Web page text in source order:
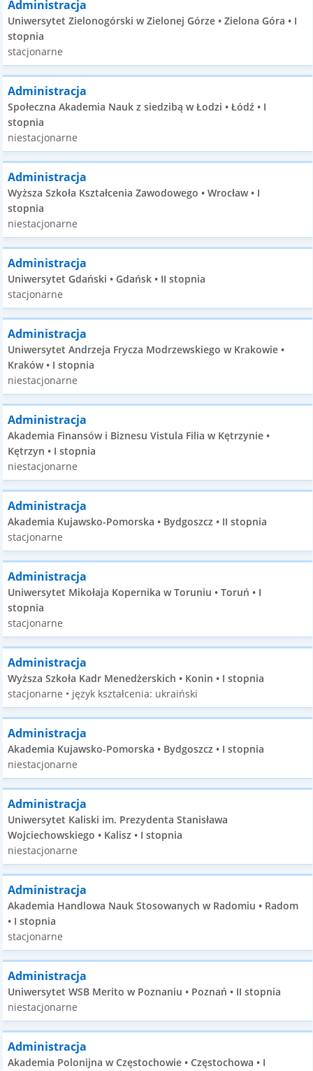
Administracja
Uniwersytet Zielonogórski w Zielonej Górze • Zielona Góra • I
stopnia
stacjonarne
Administracja
Społeczna Akademia Nauk z siedzibą w Łodzi • Łódź • I
stopnia
niestacjonarne
Administracja
Wyższa Szkoła Kształcenia Zawodowego • Wrocław • I
stopnia
niestacjonarne
Administracja
Uniwersytet Gdański • Gdańsk • II stopnia
stacjonarne
Administracja
Uniwersytet Andrzeja Frycza Modrzewskiego w Krakowie •
Kraków • I stopnia
niestacjonarne
Administracja
Akademia Finansów i Biznesu Vistula Filia w Kętrzynie •
Kętrzyn • I stopnia
niestacjonarne
Administracja
Akademia Kujawsko-Pomorska • Bydgoszcz • II stopnia
stacjonarne
Administracja
Uniwersytet Mikołaja Kopernika w Toruniu • Toruń • I
stopnia
stacjonarne
Administracja
Wyższa Szkoła Kadr Menedżerskich • Konin • I stopnia
stacjonarne • język kształcenia: ukraiński
Administracja
Akademia Kujawsko-Pomorska • Bydgoszcz • I stopnia
niestacjonarne
Administracja
Uniwersytet Kaliski im. Prezydenta Stanisława
Wojciechowskiego • Kalisz • I stopnia
niestacjonarne
Administracja
Akademia Handlowa Nauk Stosowanych w Radomiu • Radom
• I stopnia
stacjonarne
Administracja
Uniwersytet WSB Merito w Poznaniu • Poznań • II stopnia
niestacjonarne
Administracja
Akademia Polonijna w Częstochowie • Częstochowa • I